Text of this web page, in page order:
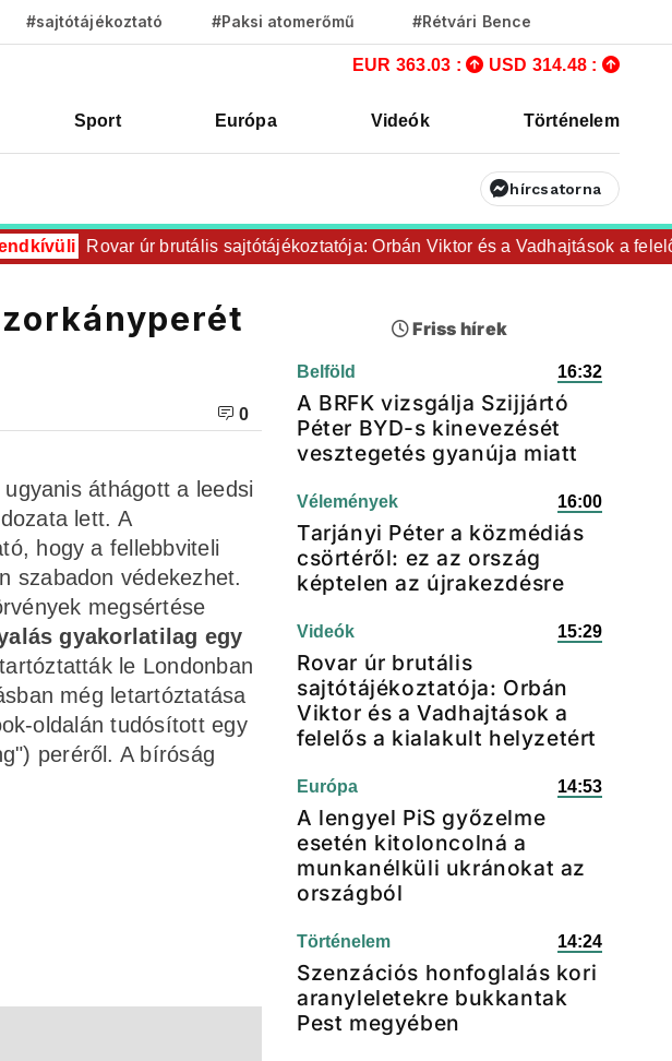
#sajtótájékoztató #Paksi atomerőmű #Rétvári Bence
EUR 363.03 : USD 314.48 :
Sport Európa Videók Történelem
hírcsatorna
Rovar úr brutális sajtótájékoztatója: Orbán Viktor és a Vadhajtások a felelős
0
áthágott a leedsi
lett. A
hogy a fellebbviteli
szabadon védekezhet.
megsértése
gyakorlatilag egy
tartóztatták le Londonban
még letartóztatása
oldalán tudósított egy
peréről. A bíróság
Friss hírek
Belföld 16:32
A BRFK vizsgálja Szijjártó
Péter BYD-s kinevezését
vesztegetés gyanúja miatt
Vélemények 16:00
Tarjányi Péter a közmédiás
csörtéről: ez az ország
képtelen az újrakezdésre
Videók 15:29
Rovar úr brutális
sajtótájékoztatója: Orbán
Viktor és a Vadhajtások a
felelős a kialakult helyzetért
Európa 14:53
A lengyel PiS győzelme
esetén kitoloncolná a
munkanélküli ukránokat az
országból
Történelem 14:24
Szenzációs honfoglalás kori
aranyleletekre bukkantak
Pest megyében